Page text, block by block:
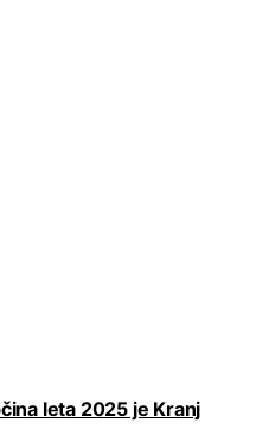
leta 2025 je Kranj